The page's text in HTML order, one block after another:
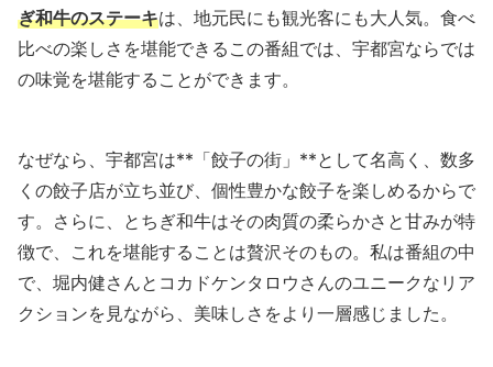
ぎ和牛のステーキは、地元民にも観光客にも大人気。食べ
比べの楽しさを堪能できるこの番組では、宇都宮ならでは
の味覚を堪能することができます。
なぜなら、宇都宮は**「餃子の街」**として名高く、数多
くの餃子店が立ち並び、個性豊かな餃子を楽しめるからで
す。さらに、とちぎ和牛はその肉質の柔らかさと甘みが特
徴で、これを堪能することは贅沢そのもの。私は番組の中
で、堀内健さんとコカドケンタロウさんのユニークなリア
クションを見ながら、美味しさをより一層感じました。